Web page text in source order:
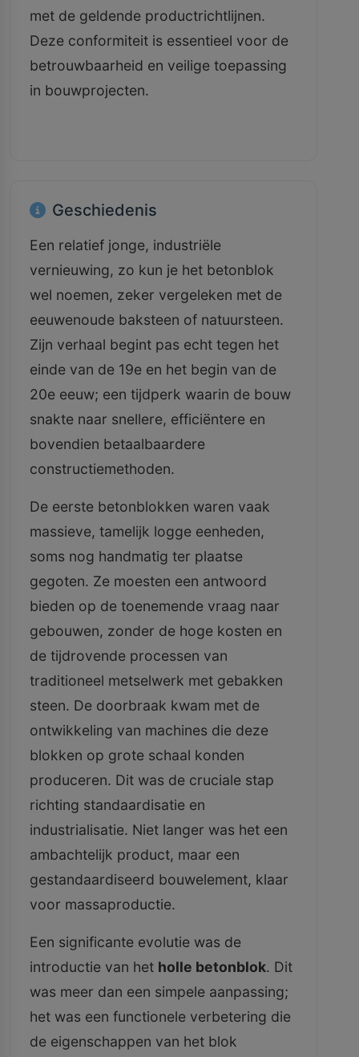
met de geldende productrichtlijnen.
Deze conformiteit is essentieel voor de
betrouwbaarheid en veilige toepassing
in bouwprojecten.
Geschiedenis
Een relatief jonge, industriële
vernieuwing, zo kun je het betonblok
wel noemen, zeker vergeleken met de
eeuwenoude baksteen of natuursteen.
Zijn verhaal begint pas echt tegen het
einde van de 19e en het begin van de
20e eeuw; een tijdperk waarin de bouw
snakte naar snellere, efficiëntere en
bovendien betaalbaardere
constructiemethoden.
De eerste betonblokken waren vaak
massieve, tamelijk logge eenheden,
soms nog handmatig ter plaatse
gegoten. Ze moesten een antwoord
bieden op de toenemende vraag naar
gebouwen, zonder de hoge kosten en
de tijdrovende processen van
traditioneel metselwerk met gebakken
steen. De doorbraak kwam met de
ontwikkeling van machines die deze
blokken op grote schaal konden
produceren. Dit was de cruciale stap
richting standaardisatie en
industrialisatie. Niet langer was het een
ambachtelijk product, maar een
gestandaardiseerd bouwelement, klaar
voor massaproductie.
Een significante evolutie was de
introductie van het holle betonblok. Dit
was meer dan een simpele aanpassing;
het was een functionele verbetering die
de eigenschappen van het blok